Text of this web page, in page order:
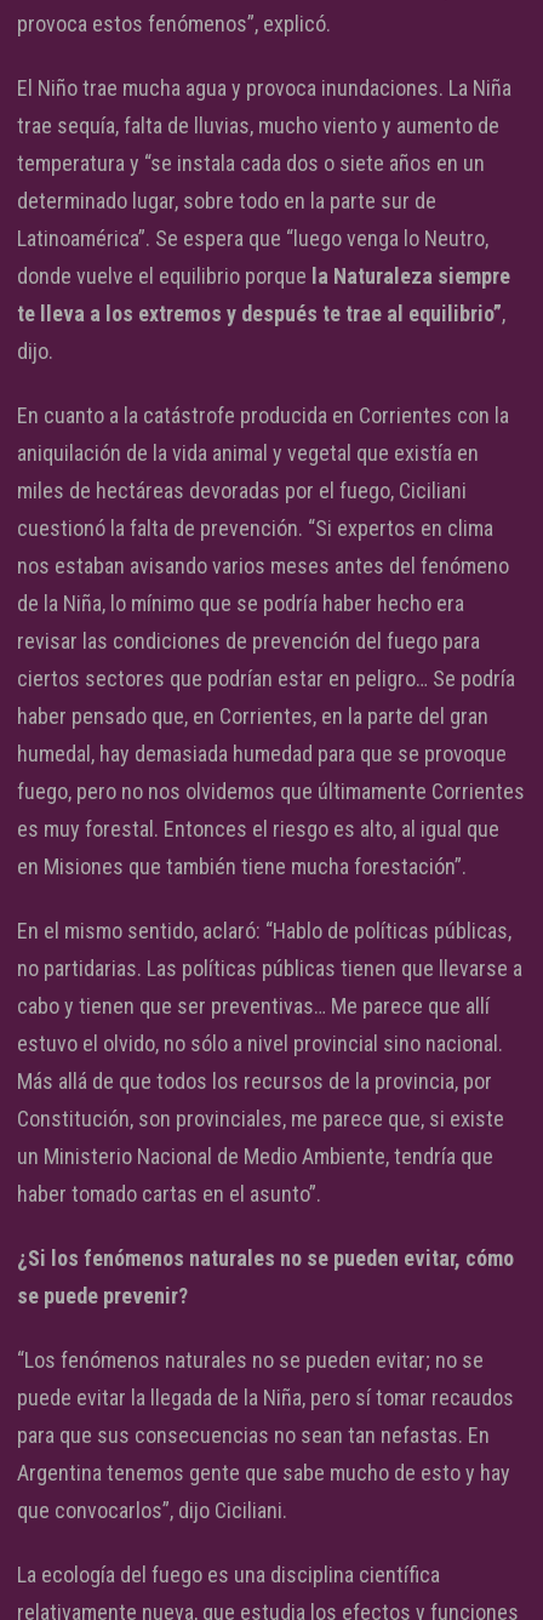
provoca estos fenómenos”, explicó.
El Niño trae mucha agua y provoca inundaciones. La Niña
trae sequía, falta de lluvias, mucho viento y aumento de
temperatura y “se instala cada dos o siete años en un
determinado lugar, sobre todo en la parte sur de
Latinoamérica”. Se espera que “luego venga lo Neutro,
donde vuelve el equilibrio porque la Naturaleza siempre
te lleva a los extremos y después te trae al equilibrio”,
dijo.
En cuanto a la catástrofe producida en Corrientes con la
aniquilación de la vida animal y vegetal que existía en
miles de hectáreas devoradas por el fuego, Ciciliani
cuestionó la falta de prevención. “Si expertos en clima
nos estaban avisando varios meses antes del fenómeno
de la Niña, lo mínimo que se podría haber hecho era
revisar las condiciones de prevención del fuego para
ciertos sectores que podrían estar en peligro… Se podría
haber pensado que, en Corrientes, en la parte del gran
humedal, hay demasiada humedad para que se provoque
fuego, pero no nos olvidemos que últimamente Corrientes
es muy forestal. Entonces el riesgo es alto, al igual que
en Misiones que también tiene mucha forestación”.
En el mismo sentido, aclaró: “Hablo de políticas públicas,
no partidarias. Las políticas públicas tienen que llevarse a
cabo y tienen que ser preventivas… Me parece que allí
estuvo el olvido, no sólo a nivel provincial sino nacional.
Más allá de que todos los recursos de la provincia, por
Constitución, son provinciales, me parece que, si existe
un Ministerio Nacional de Medio Ambiente, tendría que
haber tomado cartas en el asunto”.
¿Si los fenómenos naturales no se pueden evitar, cómo
se puede prevenir?
“Los fenómenos naturales no se pueden evitar; no se
puede evitar la llegada de la Niña, pero sí tomar recaudos
para que sus consecuencias no sean tan nefastas. En
Argentina tenemos gente que sabe mucho de esto y hay
que convocarlos”, dijo Ciciliani.
La ecología del fuego es una disciplina científica
relativamente nueva, que estudia los efectos y funciones